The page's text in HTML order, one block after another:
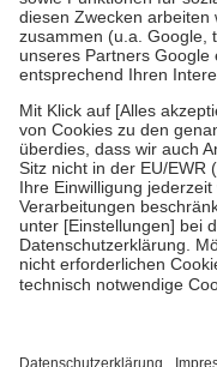
Zuzahlung zehn Prozent
Verordnung.
Um das Engagement der
stärken und die
fallenkeine Zuzahlungen
• Kindern und
mit Ausnahme der
• Untersuchungen zur
GKV getragen werden
• empfohlenen
• Harn- und
getroffen, um